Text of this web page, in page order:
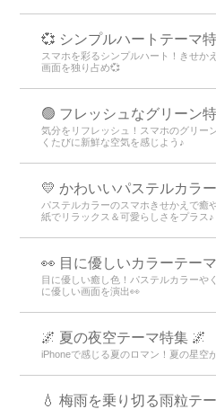
💞 シンプルハートテーマ
スマホを彩るシンプルハート！きせか
画面を独り占め💞
🟢 フレッシュなグリーン
気分をリフレッシュ！スマホのグリー
くたびに新鮮な空気を感じよう♪
💛 かわいいパステルカラ
パステルカラーのスマホきせかえで癒
紙でリラックス＆可愛らしさをプラス♪
👀 目に優しいカラーテー
目に優しい癒し色！パステルカラーや
に優しい画面を演出👀
🌌 夏の夜空テーマ特集 🌌
iPhoneで感じる夏のロマン！夏の星空
💧 梅雨を乗り切る雨粒テ